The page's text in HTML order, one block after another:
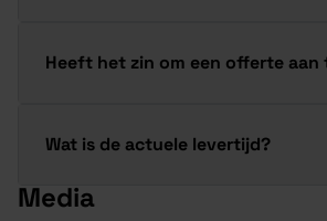
Heeft het zin om een offerte aan
Wat is de actuele levertijd?
Media